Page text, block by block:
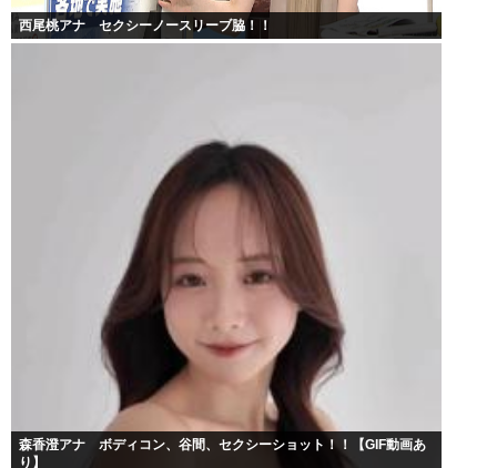
西尾桃アナ セクシーノースリーブ脇！！
森香澄アナ ボディコン、谷間、セクシーショット！！【GIF動画あ
り】